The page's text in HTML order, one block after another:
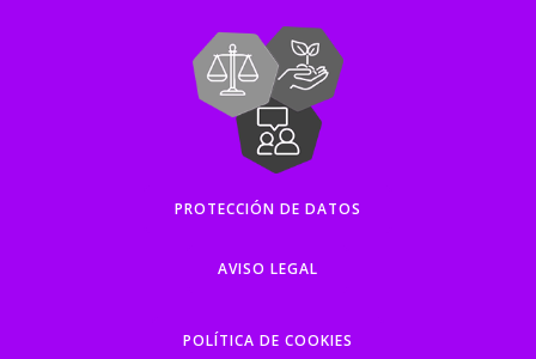
PROTECCIÓN DE DATOS
AVISO LEGAL
POLÍTICA DE COOKIES